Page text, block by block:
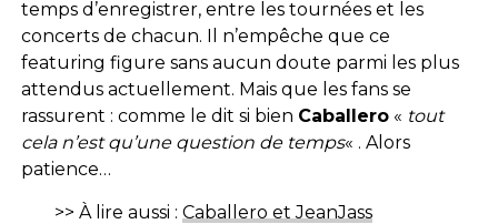
temps d’enregistrer, entre les tournées et les
concerts de chacun. Il n’empêche que ce
featuring figure sans aucun doute parmi les plus
attendus actuellement. Mais que les fans se
rassurent : comme le dit si bien Caballero« tout
cela n’est qu’une question de temps« . Alors
patience…
>> À lire aussi : Caballero et JeanJass